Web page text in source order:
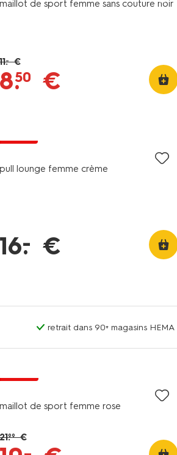
maillot de sport femme sans couture noir
.– €
.
50 €
pull lounge femme crème
.
– €
retrait dans 90+ magasins HEMA
maillot de sport femme rose
.99 €